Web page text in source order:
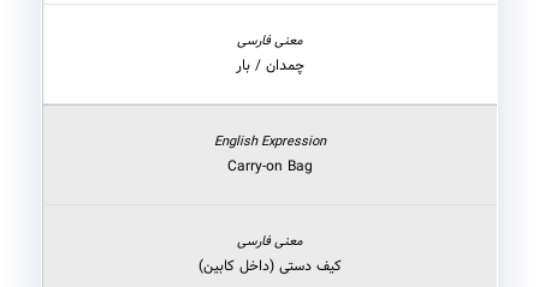
چمدان / بار
Carry-on Bag
کیف دستی (داخل کابین)